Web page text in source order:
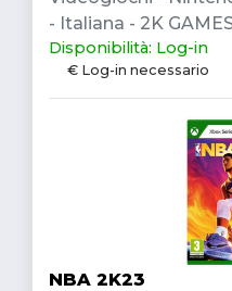
- Italiana - 2K
Disponibilità: Log-in
€ Log-in necessario
NBA 2K23